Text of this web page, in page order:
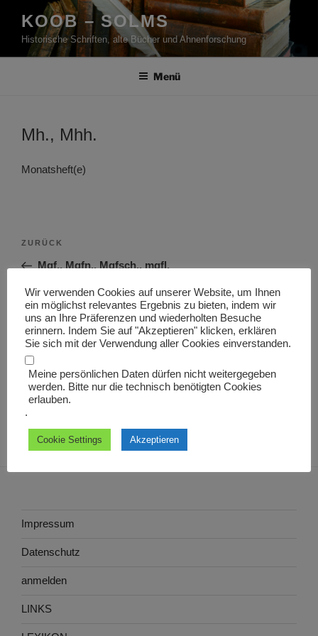
Inhalt
springen
KOOB – SOLMS
Historische Schriften, alte Bücher und Ahnenforschung
Menü
Mh., Mhh.
Monatsheft(e)
Beitragsnavigation
Vorheriger
Beitrag
ZURÜCK
Mgf., Mgfn., Mgfsch., mgfl.
Nächster
Beitrag
WEITER
mhd.
Impressum
Datenschutz
anmelden
LINKS
Wir verwenden Cookies auf unserer Website, um Ihnen
ein möglichst relevantes Ergebnis zu bieten, indem wir
uns an Ihre Präferenzen und wiederholten Besuche
erinnern. Indem Sie auf "Akzeptieren" klicken, erklären
Sie sich mit der Verwendung aller Cookies einverstanden.
Meine persönlichen Daten dürfen nicht weitergegeben
werden. Bitte nur die technisch benötigten Cookies
erlauben.
.
Cookie Settings Akzeptieren